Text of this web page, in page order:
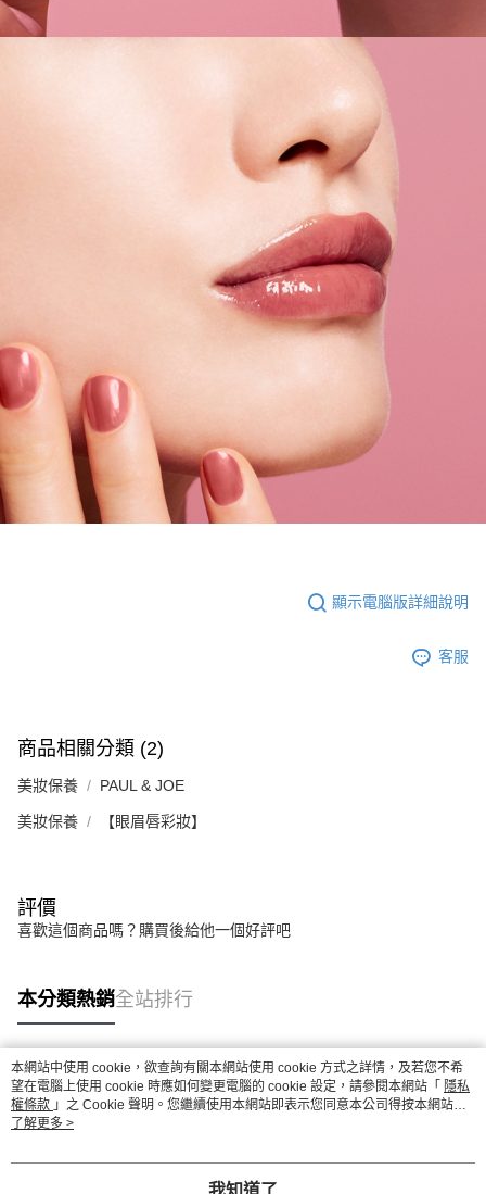
顯示電腦版詳細說明
客服
商品相關分類 (2)
美妝保養 PAUL & JOE
美妝保養 【眼眉唇彩妝】
評價
喜歡這個商品嗎？購買後給他一個好評吧
本分類熱銷全站排行
熱門標籤
本網站中使用 cookie，欲查詢有關本網站使用 cookie 方式之詳情，及若您不希
望在電腦上使用 cookie 時應如何變更電腦的 cookie 設定，請參閱本網站「 隱私
權條款 」之 Cookie 聲明。您繼續使用本網站即表示您同意本公司得按本網站使
用條款之 Cookie 聲明使用 cookie。
了解更多 >
我知道了